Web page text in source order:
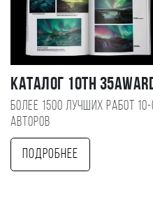
Каталог 10TH
Более 1500 лучших работ
авторов
Подробнее